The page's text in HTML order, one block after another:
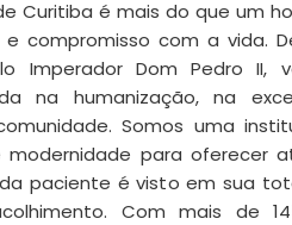
Curitiba é mais do que um
compromisso com a vida.
Imperador Dom Pedro II,
na humanização, na
Somos uma
para oferecer
paciente é visto em sua
Com mais de